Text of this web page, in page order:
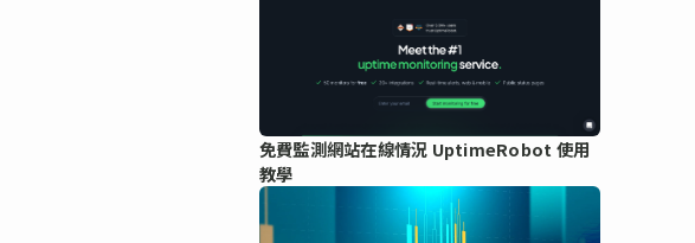
免費監測網站在線情況 UptimeRobot 使用
教學